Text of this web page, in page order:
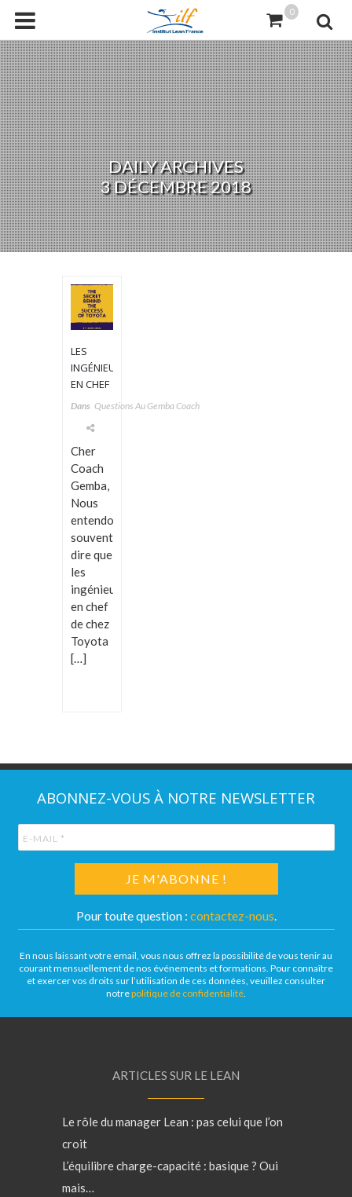
0
DAILY ARCHIVES
3 DÉCEMBRE 2018
LES
INGÉNIEURS
EN CHEF
CHEZ
Dans Questions Au Gemba Coach
Cher
Coach
Gemba,
Nous
entendons
souvent
dire que
les
ingénieurs
en chef
de chez
Toyota
[…]
ABONNEZ-VOUS À NOTRE NEWSLETTER
Pour toute question : contactez-nous
En nous laissant votre email, vous nous offrez la possibilité de vous tenir au
courant mensuellement de nos événements et formations. Pour connaître
et exercer vos droits sur l’utilisation de ces données, veuillez consulter
notrepolitique de confidentialité
ARTICLES SUR LE LEAN
Le rôle du manager Lean : pas celui que l’on
croit
L’équilibre charge-capacité : basique ? Oui
mais…